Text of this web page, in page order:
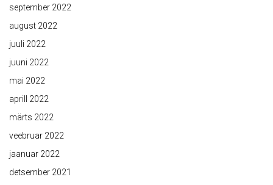
september 2022
august 2022
juuli 2022
juuni 2022
mai 2022
aprill 2022
märts 2022
veebruar 2022
jaanuar 2022
detsember 2021